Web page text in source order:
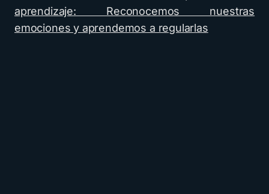
aprendizaje: Reconocemos nuestras
emociones y aprendemos a regularlas